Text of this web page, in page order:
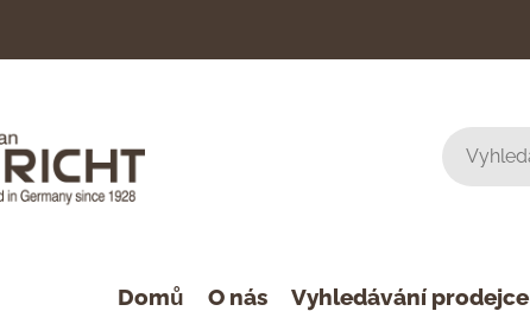
Domů O nás Vyhledávání prodejce